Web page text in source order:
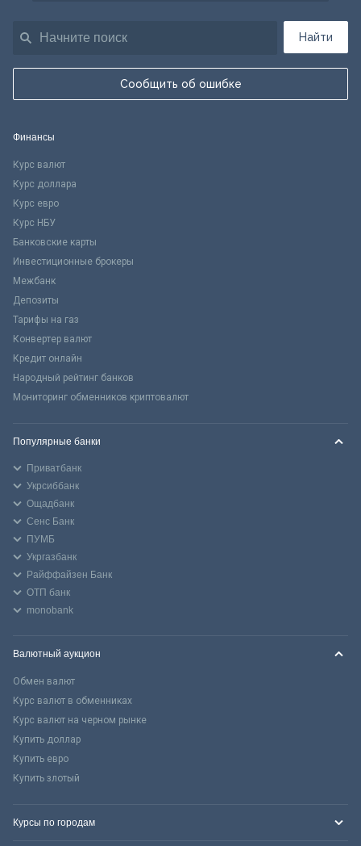
Найти
Сообщить об ошибке
Финансы
Курс валют
Курс доллара
Курс евро
Курс НБУ
Банковские карты
Инвестиционные брокеры
Межбанк
Депозиты
Тарифы на газ
Конвертер валют
Кредит онлайн
Народный рейтинг банков
Мониторинг обменников криптовалют
Популярные банки
Приватбанк
Укрсиббанк
Ощадбанк
Сенс Банк
ПУМБ
Укргазбанк
Райффайзен Банк
ОТП банк
monobank
Валютный аукцион
Обмен валют
Курс валют в обменниках
Курс валют на черном рынке
Купить доллар
Купить евро
Купить злотый
Курсы по городам